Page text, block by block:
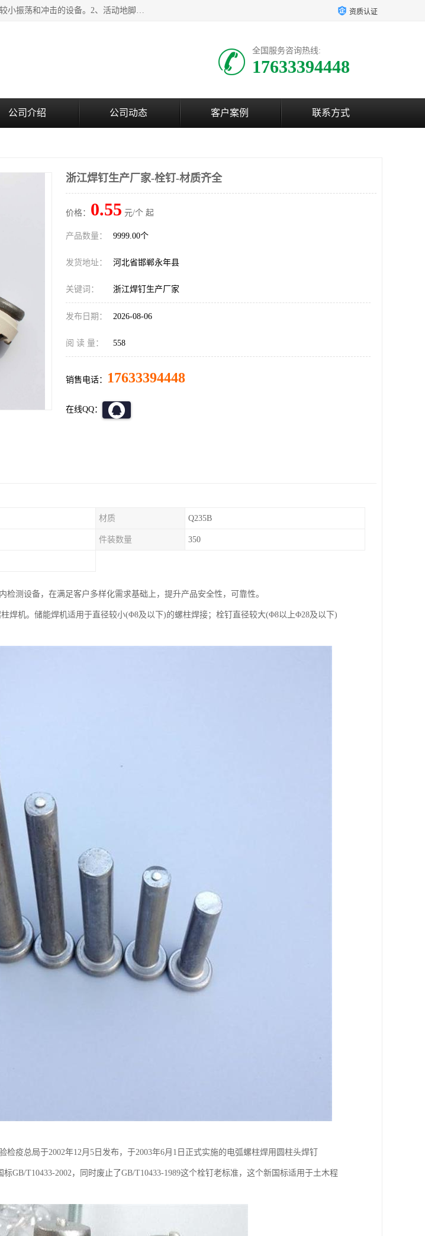
紧固件地脚螺栓的效果：1、将固定地脚螺栓与地面用水泥等物品灌溉在一起，可用来固定较小振荡和冲击的设备。2、活动地脚是一种可拆卸的地脚螺栓，可以固定有激烈振荡和冲击的大型机器设备。3、胀锚地脚螺栓用于固定比较简略且重量轻的设备，辅佐设备长期处于静止状态下。4、粘接地脚螺栓为一种使用广泛且常见的设备，它也是用来固定简略设备的小件。 资质认证
全国服务咨询热线:
17633394448
公司介绍 公司动态 客户案例 联系方式
浙江焊钉生产厂家-栓钉-材质齐全
价格： 0.55 元/个 起
产品数量： 9999.00个
发货地址： 河北省邯郸永年县
关键词： 浙江焊钉生产厂家
发布日期： 2026-08-06
阅 读 量： 558
销售电话： 17633394448
在线QQ：
材质 Q235B
件装数量 350
检测设备，在满足客户多样化需求基础上，提升产品安全性，可靠性。
焊机。储能焊机适用于直径较小(Φ8及以下)的螺柱焊接；栓钉直径较大(Φ8以上Φ28及以下)
疫总局于2002年12月5日发布，于2003年6月1日正式实施的电弧螺柱焊用圆柱头焊钉
国标GB/T10433-2002，同时废止了GB/T10433-1989这个栓钉老标准，这个新国标适用于土木程